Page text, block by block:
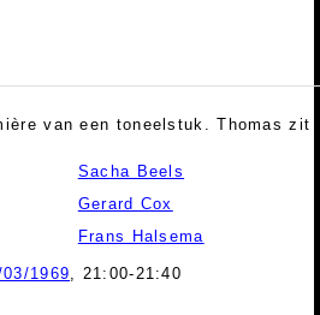
van een toneelstuk. Thomas zit
Sacha Beels
Gerard Cox
Frans Halsema
1969, 21:00-21:40